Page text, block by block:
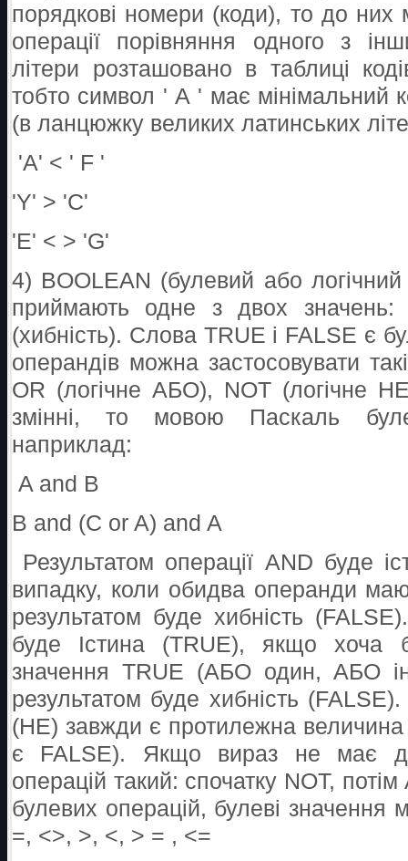
порядкові номери (коди), то до
операції порівняння одного з
літери розташовано в таблиці
тобто символ ' А ' має
(в ланцюжку великих латинських
'А' < ' F '
'Y' > 'C'
'E' < > 'G'
4) BOOLEAN (булевий або
приймають одне з двох значень:
(хибність). Слова TRUE і FALSE є
операндів можна застосовувати
OR (логічне АБО), NOT
змінні, то мовою Паскаль
наприклад:
A and В
В and (C or A) and A
Результатом операції AND буде
випадку, коли обидва операнди
результатом буде хибність
буде Істина (TRUE), якщо хоча
значення TRUE (АБО один, АБО
результатом буде хибність
(HE) завжди є протилежна
є FALSE). Якщо вираз не має
операцій такий: спочатку NOT,
булевих операцій, булеві значення
=, <>, >, <, > = , <=